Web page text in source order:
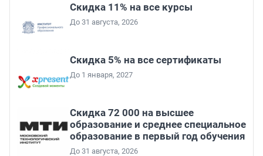
Скидка 11% на все курсы
До 31 августа, 2026
Скидка 5% на все сертификаты
До 1 января, 2027
Скидка 72 000 на высшее
образование и среднее специальное
образование в первый год обучения
До 31 августа, 2026